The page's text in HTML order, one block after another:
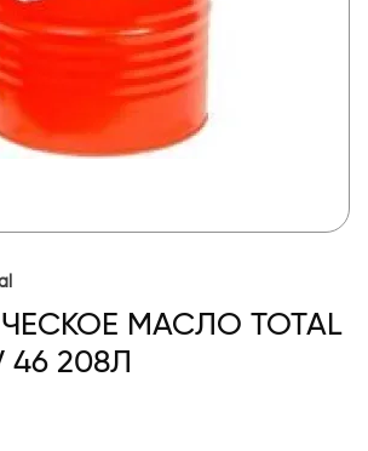
МАСЛО TOTAL
46 208Л